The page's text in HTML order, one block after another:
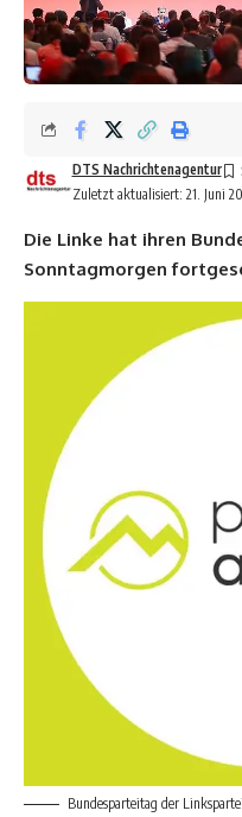
Zuletzt aktualisiert: 21. Juni
DTS Nachrichtenagentur
Die Linke hat ihren
Sonntagmorgen
Bundesparteitag der